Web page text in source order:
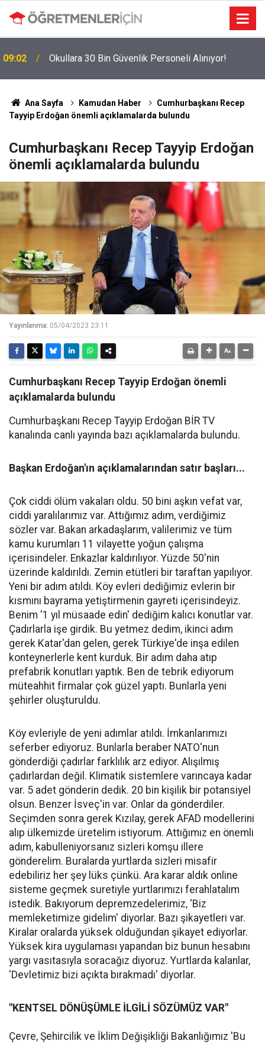
19:01
Öncelik Hangi Alanın Oldu?
Ana Sayfa Kamudan Haber
Cumhurbaşkanı Recep
Tayyip Erdoğan önemli açıklamalarda bulundu
Cumhurbaşkanı Recep Tayyip Erdoğan
önemli açıklamalarda bulundu
Yayınlanma: 05/04/2023 23:11
Cumhurbaşkanı Recep Tayyip Erdoğan önemli
açıklamalarda bulundu
Cumhurbaşkanı Recep Tayyip Erdoğan BİR TV
kanalında canlı yayında bazı açıklamalarda bulundu.
Başkan Erdoğan'ın açıklamalarından satır başları...
Çok ciddi ölüm vakaları oldu. 50 bini aşkın vefat var,
ciddi yaralılarımız var. Attığımız adım, verdiğimiz
sözler var. Bakan arkadaşlarım, valilerimiz ve tüm
kamu kurumları 11 vilayette yoğun çalışma
içerisindeler. Enkazlar kaldırılıyor. Yüzde 50'nin
üzerinde kaldırıldı. Zemin etütleri bir taraftan yapılıyor.
Yeni bir adım atıldı. Köy evleri dediğimiz evlerin bir
kısmını bayrama yetiştirmenin gayreti içerisindeyiz.
Benim '1 yıl müsaade edin' dediğim kalıcı konutlar var.
Çadırlarla işe girdik. Bu yetmez dedim, ikinci adım
gerek Katar'dan gelen, gerek Türkiye'de inşa edilen
konteynerlerle kent kurduk. Bir adım daha atıp
prefabrik konutları yaptık. Ben de tebrik ediyorum
müteahhit firmalar çok güzel yaptı. Bunlarla yeni
şehirler oluşturuldu.
Köy evleriyle de yeni adımlar atıldı. İmkanlarımızı
seferber ediyoruz. Bunlarla beraber NATO'nun
gönderdiği çadırlar farklılık arz ediyor. Alışılmış
çadırlardan değil. Klimatik sistemlere varıncaya kadar
var. 5 adet gönderin dedik. 20 bin kişilik bir potansiyel
olsun. Benzer İsveç'in var. Onlar da gönderdiler.
Seçimden sonra gerek Kızılay, gerek AFAD modellerini
alıp ülkemizde üretelim istiyorum. Attığımız en önemli
adım, kabulleniyorsanız sizleri komşu illere
gönderelim. Buralarda yurtlarda sizleri misafir
edebiliriz her şey lüks çünkü. Ara karar aldık online
sisteme geçmek suretiyle yurtlarımızı ferahlatalım
istedik. Bakıyorum depremzedelerimiz, 'Biz
memleketimize gidelim' diyorlar. Bazı şikayetleri var.
Kiralar oralarda yüksek olduğundan şikayet ediyorlar.
Yüksek kira uygulaması yapandan biz bunun hesabını
yargı vasıtasıyla soracağız diyoruz. Yurtlarda kalanlar,
'Devletimiz bizi açıkta bırakmadı' diyorlar.
"KENTSEL DÖNÜŞÜMLE İLGİLİ SÖZÜMÜZ VAR"
Çevre, Şehircilik ve İklim Değişikliği Bakanlığımız 'Bu